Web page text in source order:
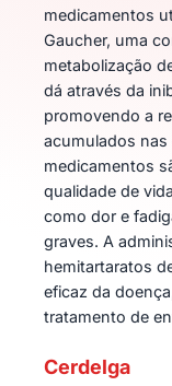
medicamentos
Gaucher, uma
metabolização
dá através da
promovendo a
acumulados nas
medicamentos
qualidade de
como dor e
graves. A
hemitartaratos
eficaz da
tratamento de
Cerdelga